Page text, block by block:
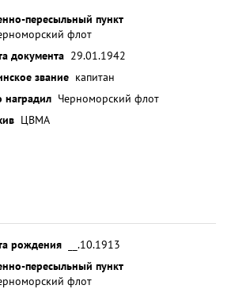
пересыльный пункт
флот
документа 29.01.1942
звание капитан
наградил Черноморский флот
ЦВМА
рождения
__.10.1913
пересыльный пункт
флот